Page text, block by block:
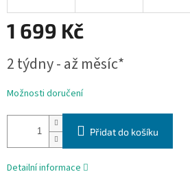
1 699 Kč
cena:
2 týdny - až měsíc*
Možnosti doručení
Přidat do košíku
Detailní informace